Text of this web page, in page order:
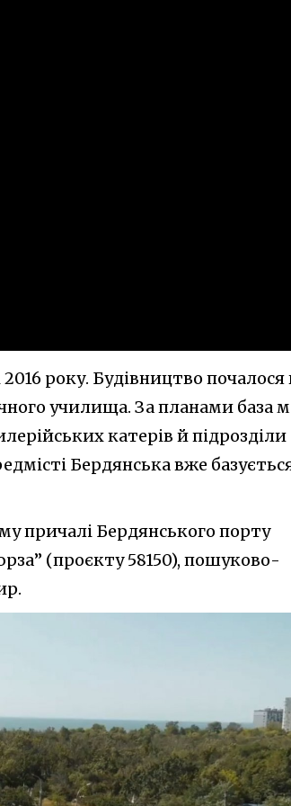
року. Будівництво почалося
училища. За планами база
катерів й підрозділи
Бердянська вже
причалі Бердянського порту
(проєкту 58150), пошуково-